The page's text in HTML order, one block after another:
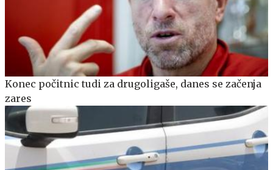
Konec počitnic tudi za drugoligaše, danes se začenja
zares